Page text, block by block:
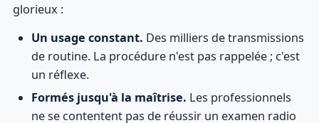
glorieux :
Un usage constant. Des milliers de transmissions
de routine. La procédure n'est pas rappelée ; c'est
un réflexe.
Formés jusqu'à la maîtrise. Les professionnels
ne se contentent pas de réussir un examen radio